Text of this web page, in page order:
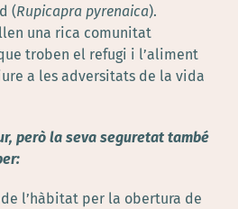
(Rupicapra pyrenaica).
una rica comunitat
troben el refugi i l’aliment
a les adversitats de la vida
però la seva seguretat també
de l’hàbitat per la obertura de